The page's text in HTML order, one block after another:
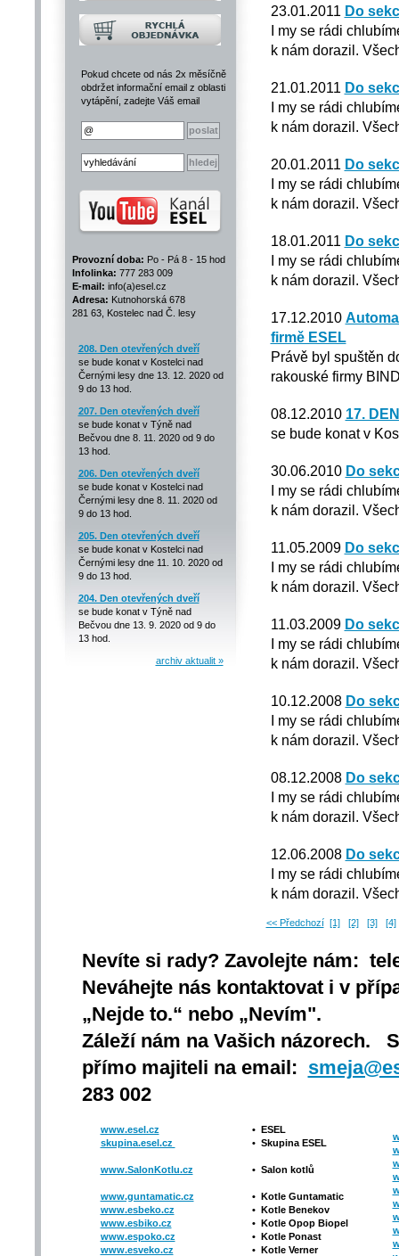
Pokud chcete od nás 2x měsíčně
obdržet informační email z oblasti
vytápění, zadejte Váš email
Provozní doba: Po - Pá 8 - 15 hod
Infolinka: 777 283 009
E-mail: info(a)esel.cz
Adresa: Kutnohorská 678
281 63, Kostelec nad Č. lesy
208. Den otevřených dveří
se bude konat v Kostelci nad
Černými lesy dne 13. 12. 2020 od
9 do 13 hod.
207. Den otevřených dveří
se bude konat v Týně nad
Bečvou dne 8. 11. 2020 od 9 do
13 hod.
206. Den otevřených dveří
se bude konat v Kostelci nad
Černými lesy dne 8. 11. 2020 od
9 do 13 hod.
205. Den otevřených dveří
se bude konat v Kostelci nad
Černými lesy dne 11. 10. 2020 od
9 do 13 hod.
204. Den otevřených dveří
se bude konat v Týně nad
Bečvou dne 13. 9. 2020 od 9 do
13 hod.
archiv aktualit »
23.01.2011 Do
I my se rádi
k nám dorazil.
21.01.2011 Do
I my se rádi
k nám dorazil.
20.01.2011 Do
I my se rádi
k nám dorazil.
18.01.2011 Do
I my se rádi
k nám dorazil.
17.12.2010
firmě ESEL
Právě byl spuštěn
rakouské firmy
08.12.2010 17.
se bude konat v
30.06.2010 Do
I my se rádi
k nám dorazil.
11.05.2009 Do
I my se rádi
k nám dorazil.
11.03.2009 Do
I my se rádi
k nám dorazil.
10.12.2008 Do
I my se rádi
k nám dorazil.
08.12.2008 Do
I my se rádi
k nám dorazil.
12.06.2008 Do
I my se rádi
k nám dorazil.
<< Předchozí [1] [2] [3] [4]
Nevíte si rady? Zavolejte nám:
Neváhejte nás kontaktovat i v
„Nejde to.“ nebo „Nevím".
Záleží nám na Vašich názorech.
přímo majiteli na email:
283 002
www.esel.cz
skupina.esel.cz
www.SalonKotlu.cz
www.guntamatic.cz
www.esbeko.cz
www.esbiko.cz
www.espoko.cz
www.esveko.cz
• ESEL
• Skupina ESEL
• Salon kotlů
• Kotle Guntamatic
• Kotle Benekov
• Kotle Opop Biopel
• Kotle Ponast
• Kotle Verner